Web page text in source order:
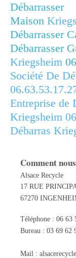
Débarrasser
Maison
Débarrasser
Débarrasser
Kriegsheim
Société De
Entreprise de
Kriegsheim
Débarras
Comment
Alsace Recycle
17 RUE
67270
Téléphone : 06 63
Bureau : 03 69 62
Mail :